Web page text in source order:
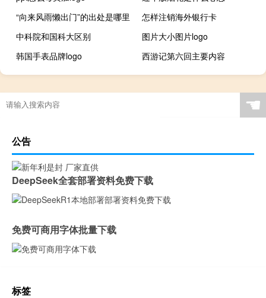
“向来风雨懒出门”的出处是哪里
怎样注销海外银行卡
中科院和国科大区别
图片大小图片logo
韩国手表品牌logo
西游记第六回主要内容
☚
公告
DeepSeek全套部署资料免费下载
免费可商用字体批量下载
标签